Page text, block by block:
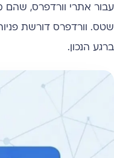
עבור אתרי וורדפרס, שהם
שטס. וורדפרס דורשת
ברגע הנכון.